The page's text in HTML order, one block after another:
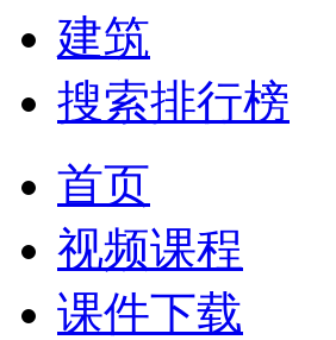
建筑
搜索排行榜
首页
视频课程
课件下载